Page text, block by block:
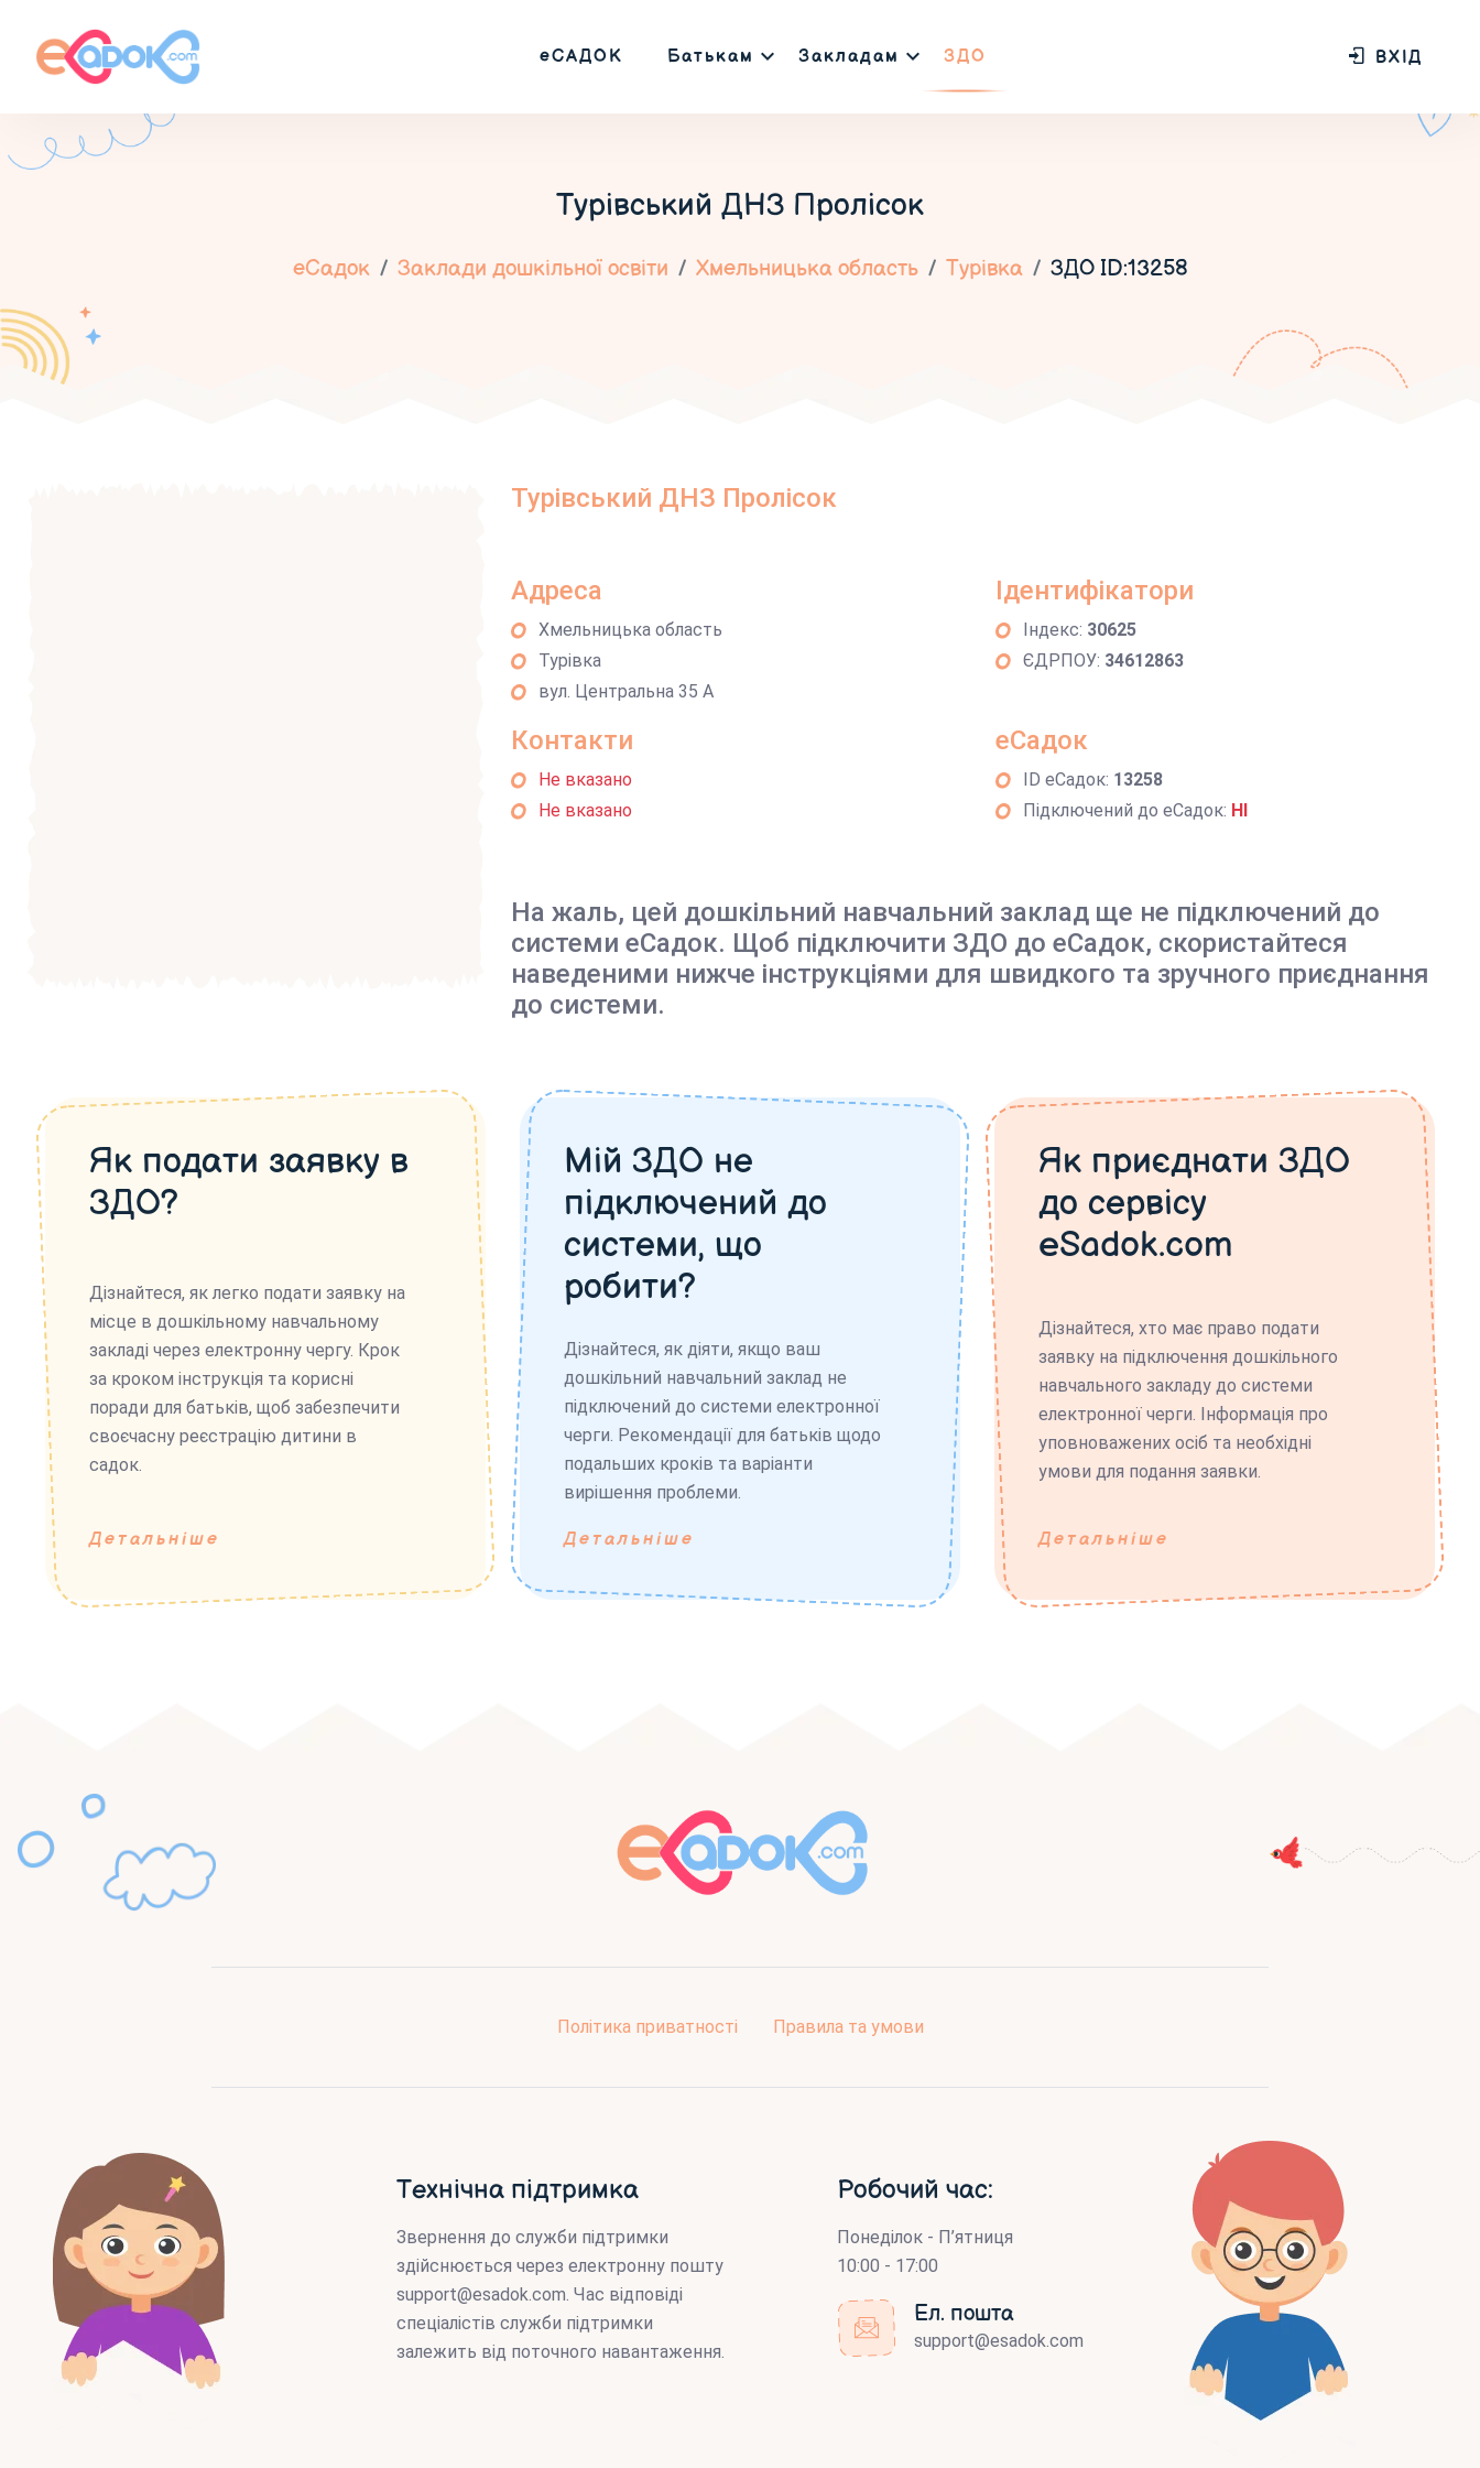
еСАДОК Батькам Закладам ЗДО ВХІД
Турівський ДНЗ Пролісок
еСадок Заклади дошкільної освіти Хмельницька область Турівка ЗДО ID:13258
Турівський ДНЗ Пролісок
Адреса
Хмельницька область
Турівка
вул. Центральна 35 А
Ідентифікатори
Індекс: 30625
ЄДРПОУ: 34612863
Контакти
Не вказано
Не вказано
еСадок
ID еСадок: 13258
Підключений до еСадок: НІ
На жаль, цей дошкільний навчальний заклад ще не підключений до
системи еСадок. Щоб підключити ЗДО до еСадок, скористайтеся
наведеними нижче інструкціями для швидкого та зручного приєднання
до системи.
Як подати заявку в
ЗДО?
Дізнайтеся, як легко подати заявку на
місце в дошкільному навчальному
закладі через електронну чергу. Крок
за кроком інструкція та корисні
поради для батьків, щоб забезпечити
своєчасну реєстрацію дитини в
садок.
Детальніше
Мій ЗДО не
підключений до
системи, що
робити?
Дізнайтеся, як діяти, якщо ваш
дошкільний навчальний заклад не
підключений до системи електронної
черги. Рекомендації для батьків щодо
подальших кроків та варіанти
вирішення проблеми.
Детальніше
Як приєднати ЗДО
до сервісу
eSadok.com
Дізнайтеся, хто має право подати
заявку на підключення дошкільного
навчального закладу до системи
електронної черги. Інформація про
уповноважених осіб та необхідні
умови для подання заявки.
Детальніше
Політика приватності Правила та умови
Технічна підтримка
Звернення до служби підтримки
здійснюється через електронну пошту
support@esadok.com. Час відповіді
спеціалістів служби підтримки
залежить від поточного навантаження.
Робочий час:
Понеділок - П’ятниця
10:00 - 17:00
Ел. пошта
support@esadok.com